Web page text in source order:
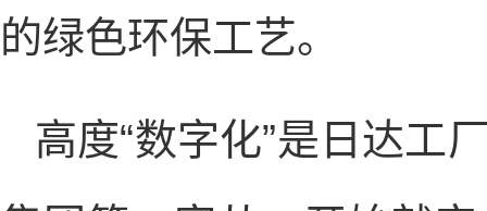
的绿色环保工艺。
高度“数字化”是日达工